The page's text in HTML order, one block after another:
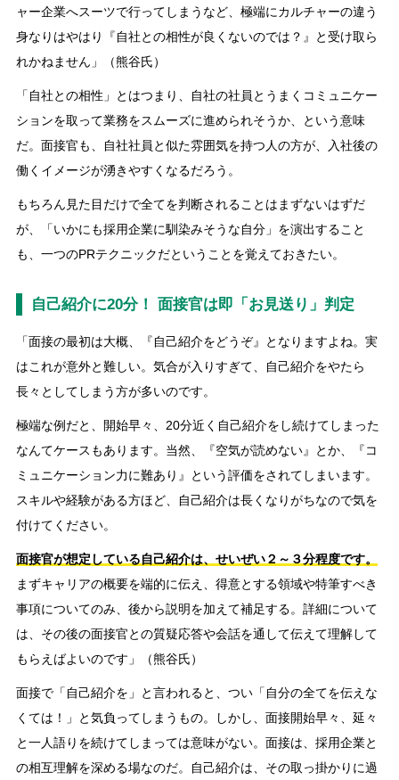
ャー企業へスーツで行ってしまうなど、極端にカルチャーの違う
身なりはやはり『自社との相性が良くないのでは？』と受け取ら
れかねません」（熊谷氏）
「自社との相性」とはつまり、自社の社員とうまくコミュニケー
ションを取って業務をスムーズに進められそうか、という意味
だ。面接官も、自社社員と似た雰囲気を持つ人の方が、入社後の
働くイメージが湧きやすくなるだろう。
もちろん見た目だけで全てを判断されることはまずないはずだ
が、「いかにも採用企業に馴染みそうな自分」を演出すること
も、一つのPRテクニックだということを覚えておきたい。
自己紹介に20分！ 面接官は即「お見送り」判定
「面接の最初は大概、『自己紹介をどうぞ』となりますよね。実
はこれが意外と難しい。気合が入りすぎて、自己紹介をやたら
長々としてしまう方が多いのです。
極端な例だと、開始早々、20分近く自己紹介をし続けてしまった
なんてケースもあります。当然、『空気が読めない』とか、『コ
ミュニケーション力に難あり』という評価をされてしまいます。
スキルや経験がある方ほど、自己紹介は長くなりがちなので気を
付けてください。
面接官が想定している自己紹介は、せいぜい２～３分程度です。
まずキャリアの概要を端的に伝え、得意とする領域や特筆すべき
事項についてのみ、後から説明を加えて補足する。詳細について
は、その後の面接官との質疑応答や会話を通して伝えて理解して
もらえばよいのです」（熊谷氏）
面接で「自己紹介を」と言われると、つい「自分の全てを伝えな
くては！」と気負ってしまうもの。しかし、面接開始早々、延々
と一人語りを続けてしまっては意味がない。面接は、採用企業と
の相互理解を深める場なのだ。自己紹介は、その取っ掛かりに過